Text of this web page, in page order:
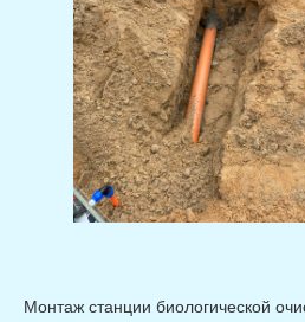
Монтаж станции биологической